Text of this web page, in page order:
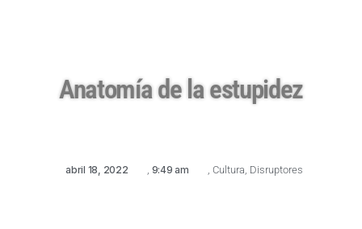
Anatomía de la estupidez
abril 18, 2022 9:49 am Cultura Disruptores